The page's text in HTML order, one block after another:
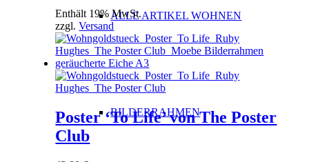
ALLE ARTIKEL WOHNEN
BILDERRAHMEN
Enthält 19% MwSt.
zzgl.Versand
Poster ‘To Life’ von The Poster
Club